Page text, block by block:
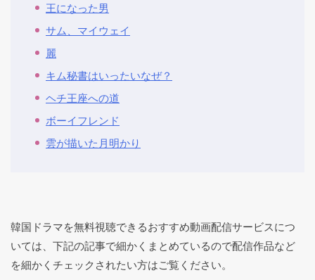
王になった男
サム、マイウェイ
麗
キム秘書はいったいなぜ？
ヘチ王座への道
ボーイフレンド
雲が描いた月明かり
韓国ドラマを無料視聴できるおすすめ動画配信サービスにつ
いては、下記の記事で細かくまとめているので配信作品など
を細かくチェックされたい方はご覧ください。